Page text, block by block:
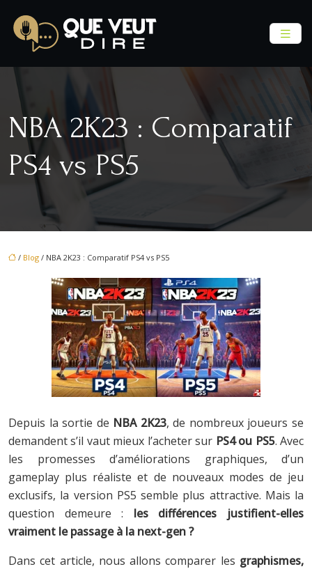
NBA 2K23 : Comparatif
PS4 vs PS5
/ Blog / NBA 2K23 : Comparatif PS4 vs PS5
Depuis la sortie de NBA 2K23, de nombreux joueurs se
demandent s’il vaut mieux l’acheter sur PS4 ou PS5. Avec
les promesses d’améliorations graphiques, d’un
gameplay plus réaliste et de nouveaux modes de jeu
exclusifs, la version PS5 semble plus attractive. Mais la
question demeure : les différences justifient-elles
vraiment le passage à la next-gen ?
Dans cet article, nous allons comparer les graphismes,